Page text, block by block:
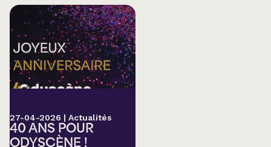
27-04-2026 | Actualités
40 ANS POUR
ODYSCÈNE !